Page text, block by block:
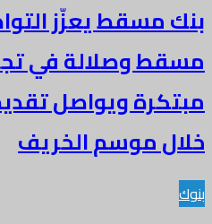
بنك مسقط يعزّز
مسقط وصلالة في
مبتكرة ويواصل
خلال موسم الخريف
بنوك